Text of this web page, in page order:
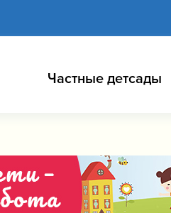
Частные детсады